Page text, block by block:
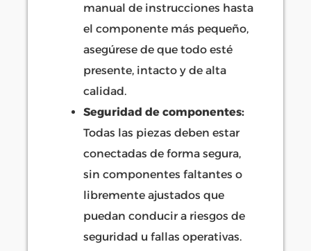
manual de instrucciones hasta
el componente más pequeño,
asegúrese de que todo esté
presente, intacto y de alta
calidad.
Seguridad de componentes:
Todas las piezas deben estar
conectadas de forma segura,
sin componentes faltantes o
libremente ajustados que
puedan conducir a riesgos de
seguridad u fallas operativas.